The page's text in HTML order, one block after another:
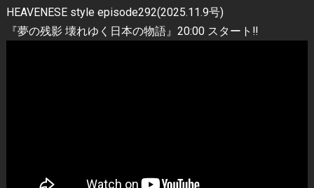
HEAVENESE style episode292(2025.11.9号)
『夢の残影 壊れゆく日本の物語』20:00 スタート‼️